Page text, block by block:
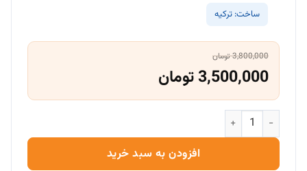
ساخت: ترکیه
3,800,000تومان
قیمت
اصلی:
3,800,000 تومان
3,500,000 تومانقیمت
فعلی:
3,500,000 تومان.
ست دستگیره درب ضدحریق برند ERKAL عدد
افزودن به سبد خرید